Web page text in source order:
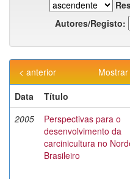
Autores/Registo:
< anterior
Data
Título
2005
Perspectivas para o
desenvolvimento da
carcinicultura no
Brasileiro